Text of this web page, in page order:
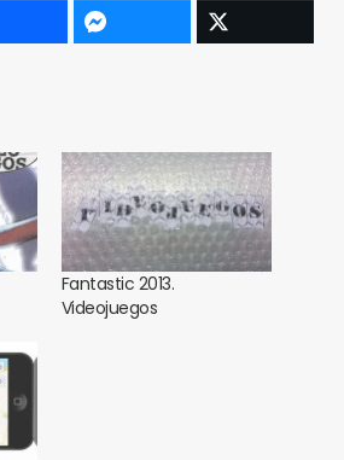
Fantastic 2013.
Videojuegos